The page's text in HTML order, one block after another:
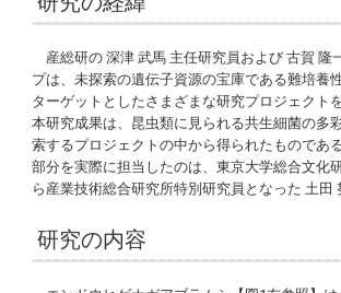
産総研の 深津 武馬 主任研究員および 古賀 隆
プは、未探索の遺伝子資源の宝庫である難培養
ターゲットとしたさまざまな研究プロジェクト
本研究成果は、昆虫類に見られる共生細菌の多
索するプロジェクトの中から得られたものであ
部分を実際に担当したのは、東京大学総合文化
ら産業技術総合研究所特別研究員となった 土田
研究の内容